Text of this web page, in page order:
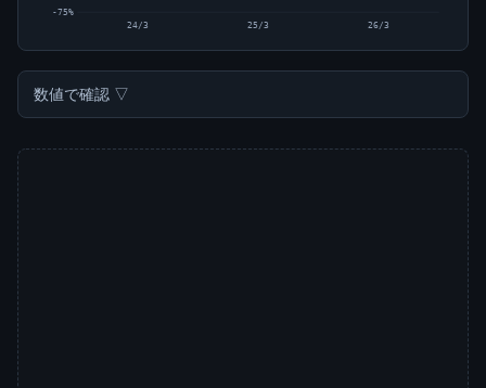
-75%
24/3 25/3 26/3
数値で確認 ▽